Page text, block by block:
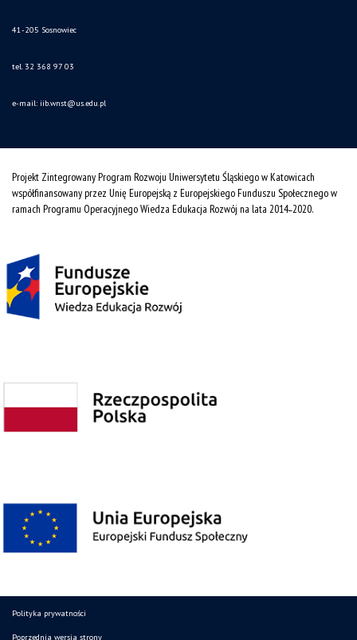
41-205 Sosnowiec
tel. 32 368 97 03
e-mail: iib.wnst@us.edu.pl
Projekt Zintegrowany Program Rozwoju Uniwersytetu Śląskiego w Katowicach
współfinansowany przez Unię Europejską z Europejskiego Funduszu Społecznego w
ramach Programu Operacyjnego Wiedza Edukacja Rozwój na lata 2014˗2020.
Polityka prywatności
Poprzednia wersja strony